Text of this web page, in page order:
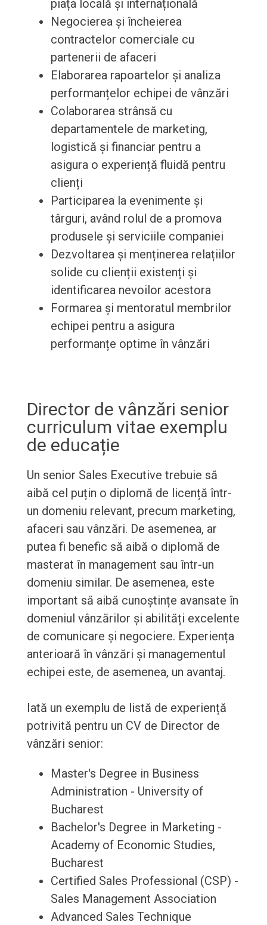
piața locală și internațională
Negocierea și încheierea
contractelor comerciale cu
partenerii de afaceri
Elaborarea rapoartelor și analiza
performanțelor echipei de vânzări
Colaborarea strânsă cu
departamentele de marketing,
logistică și financiar pentru a
asigura o experiență fluidă pentru
clienți
Participarea la evenimente și
târguri, având rolul de a promova
produsele și serviciile companiei
Dezvoltarea și menținerea relațiilor
solide cu clienții existenți și
identificarea nevoilor acestora
Formarea și mentoratul membrilor
echipei pentru a asigura
performanțe optime în vânzări
Director de vânzări senior
curriculum vitae exemplu
de educație
Un senior Sales Executive trebuie să
aibă cel puțin o diplomă de licență într-
un domeniu relevant, precum marketing,
afaceri sau vânzări. De asemenea, ar
putea fi benefic să aibă o diplomă de
masterat în management sau într-un
domeniu similar. De asemenea, este
important să aibă cunoștințe avansate în
domeniul vânzărilor și abilități excelente
de comunicare și negociere. Experiența
anterioară în vânzări și managementul
echipei este, de asemenea, un avantaj.
Iată un exemplu de listă de experiență
potrivită pentru un CV de Director de
vânzări senior:
Master's Degree in Business
Administration - University of
Bucharest
Bachelor's Degree in Marketing -
Academy of Economic Studies,
Bucharest
Certified Sales Professional (CSP) -
Sales Management Association
Advanced Sales Technique